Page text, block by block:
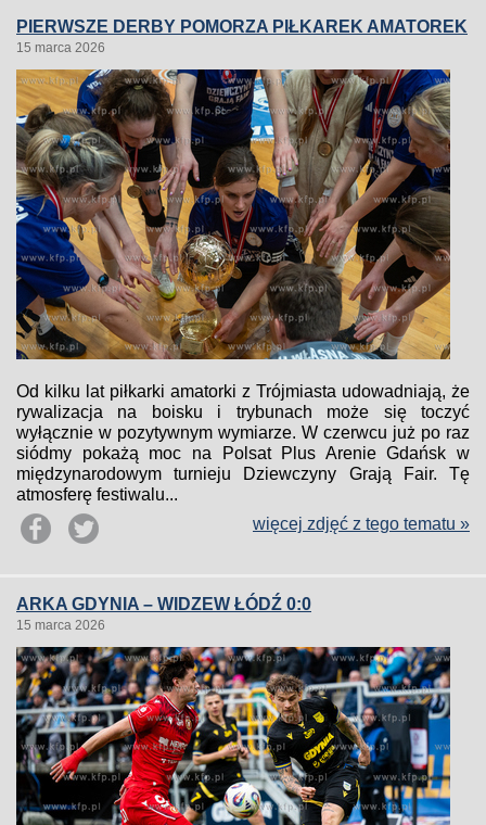
PIERWSZE DERBY POMORZA PIŁKAREK AMATOREK
15 marca 2026
Od kilku lat piłkarki amatorki z Trójmiasta udowadniają, że
rywalizacja na boisku i trybunach może się toczyć
wyłącznie w pozytywnym wymiarze. W czerwcu już po raz
siódmy pokażą moc na Polsat Plus Arenie Gdańsk w
międzynarodowym turnieju Dziewczyny Grają Fair. Tę
atmosferę festiwalu...
więcej zdjęć z tego tematu »
ARKA GDYNIA – WIDZEW ŁÓDŹ 0:0
15 marca 2026